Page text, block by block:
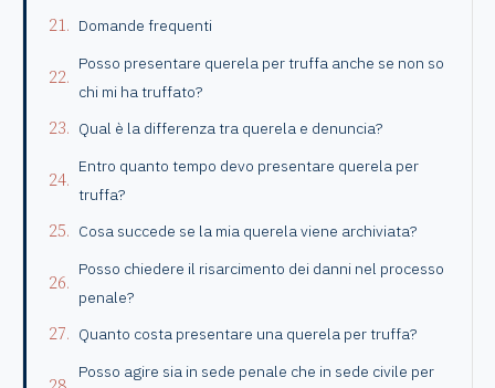
Domande frequenti
Posso presentare querela per truffa anche se non so
chi mi ha truffato?
Qual è la differenza tra querela e denuncia?
Entro quanto tempo devo presentare querela per
truffa?
Cosa succede se la mia querela viene archiviata?
Posso chiedere il risarcimento dei danni nel processo
penale?
Quanto costa presentare una querela per truffa?
Posso agire sia in sede penale che in sede civile per